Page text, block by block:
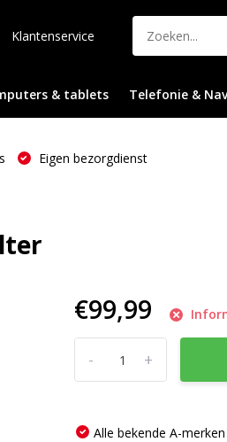
Klantenservice
& tablets Telefonie &
Eigen bezorgdienst
€99,99
+
-
Alle bekende A-merken